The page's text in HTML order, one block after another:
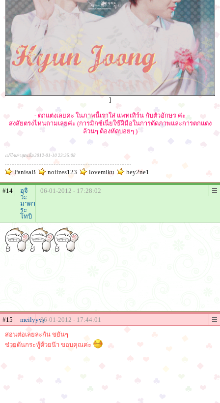
]
- ตกแต่งเลยค่ะ ในภาพนี้เราใส่ แพทเทิร์น กับตัวอักษร ค่ะ
สงสัยตรงไหนถามเลยค่ะ (การมิกซ์เนี่ยใช้ฝีมือในการตัดภาพและการตกแต่ง
ล้วนๆ ต้องหัดบ่อยๆ )
แก้ไขล่าสุดเมื่อ 2012-01-10 23:35:08
PanisaB noiizes123 lovemiku hey2ne1
#14
อุจิ
วะ
มาดา
ระ
โทบิ
06-01-2012 - 17:28:02
#15 meilyyyy06-01-2012 - 17:44:01
สอนต่อเลยละกัน ขยันๆ
ช่วยดันกระทู้ด้วยน๊า ขอบคุณค่ะ